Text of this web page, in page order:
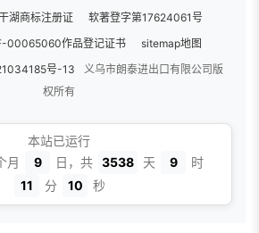
湖商标注册证
软著登字第17624061号
00065060作品登记证书
sitemap地图
号-13
义乌市朗泰进出口有限公司版
权所有
本站已运行
月 9 日，共 3538 天 9
时
11
分 11 秒